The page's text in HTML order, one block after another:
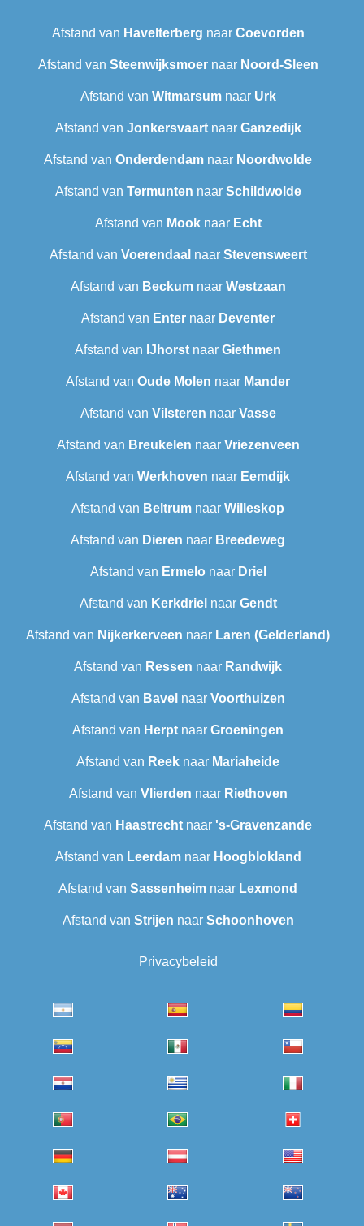
Afstand van Havelterberg naar Coevorden
Afstand van Steenwijksmoernaar Noord-Sleen
Afstand van Witmarsumnaar Urk
Afstand van Jonkersvaartnaar Ganzedijk
Afstand van Onderdendam naar Noordwolde
Afstand van Termunten naar Schildwolde
Afstand van Mooknaar Echt
Afstand van Voerendaal naar Stevensweert
Afstand van Beckumnaar Westzaan
Afstand van Enter naar Deventer
Afstand van IJhorst naar Giethmen
Afstand van Oude Molen naar Mander
Afstand van Vilsteren naar Vasse
Afstand van Breukelen naar Vriezenveen
Afstand van Werkhoven naar Eemdijk
Afstand van Beltrum naar Willeskop
Afstand van Dieren naar Breedeweg
Afstand van Ermelo naar Driel
Afstand van Kerkdriel naar Gendt
Afstand van Nijkerkerveen naar Laren (Gelderland)
Afstand van Ressen naar Randwijk
Afstand van Bavel naar Voorthuizen
Afstand van Herpt naar Groeningen
Afstand van Reek naar Mariaheide
Afstand van Vlierden naar Riethoven
Afstand van Haastrecht naar 's-Gravenzande
Afstand van Leerdamnaar Hoogblokland
Afstand van Sassenheim naar Lexmond
Afstand van Strijen naar Schoonhoven
Privacybeleid